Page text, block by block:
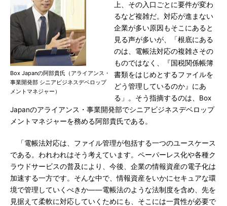
Box Japanの阿部貴氏（アライアンス・
事業開発部 シニアビジネスデベロップ
メントマネジャー）
上、その入口ごとに要件が変わ
るなど複雑だ。対応が進まない
企業が多い原因もそこにあると
見る声が多いが、「根底にある
のは、電帳法対応の複雑さその
ものではなく、『国税関係帳簿
書類をはじめとするファイルを
どう管理しているのか』にあ
る」。そう指摘するのは、Box
Japanのアライアンス・事業開発部でシニアビジネスデベロップ
メントマネジャーを務める阿部貴氏である。
「電帳法対応は、ファイル管理が包括する一つのユースケース
である。われわれはそう考えています。ペーパーレス化や各種ク
ラウドサービスの普及により、今後、企業の情報資産の電子化は
加速する一方です。そんな中で、情報資産をいかにセキュアな環
境で管理していくべきか――電帳法のような法制度を含め、先を
見据えて柔軟に対応していくためにも、そこには一貫性が必要で